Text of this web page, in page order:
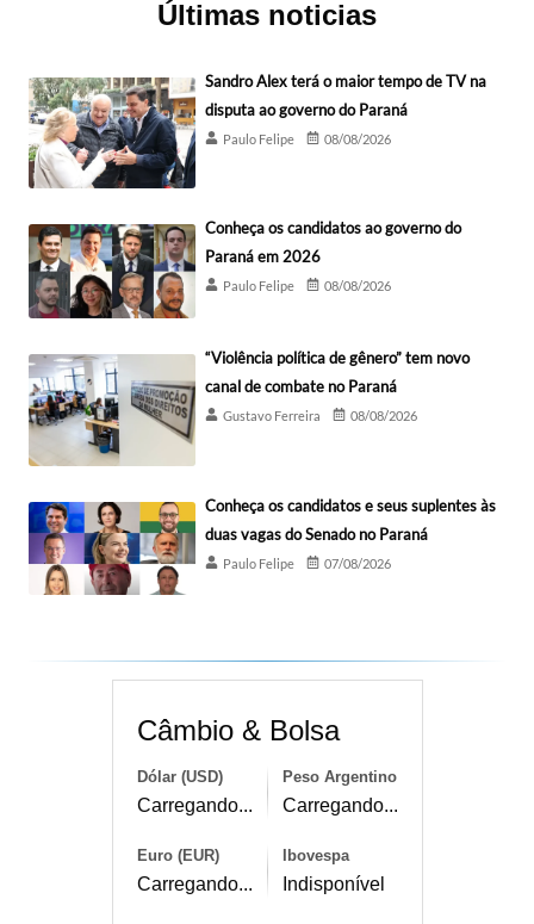
Últimas noticias
Sandro Alex terá o maior tempo de TV na
disputa ao governo do Paraná
Paulo Felipe 08/08/2026
Conheça os candidatos ao governo do
Paraná em 2026
Paulo Felipe 08/08/2026
“Violência política de gênero” tem novo
canal de combate no Paraná
Gustavo Ferreira 08/08/2026
Conheça os candidatos e seus suplentes às
duas vagas do Senado no Paraná
Paulo Felipe 07/08/2026
Câmbio & Bolsa
Dólar (USD)
Carregando...
Peso Argentino
Carregando...
Euro (EUR)
Carregando...
Ibovespa
Indisponível